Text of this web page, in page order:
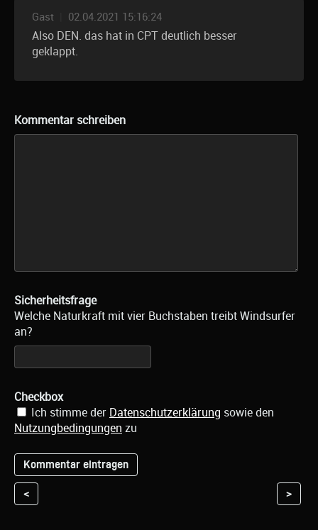
Gast 02.04.2021 15:16:24
Also DEN. das hat in CPT deutlich besser
geklappt.
Kommentar schreiben
Sicherheitsfrage
Welche Naturkraft mit vier Buchstaben treibt Windsurfer
an?
Checkbox
Ich stimme der Datenschutzerklärung sowie den
Nutzungbedingungen zu
< >